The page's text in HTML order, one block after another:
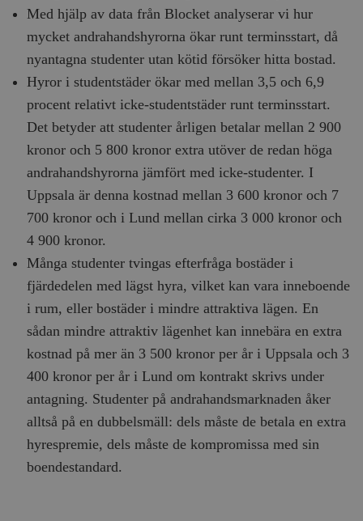
Med hjälp av data från Blocket analyserar vi hur
mycket andrahandshyrorna ökar runt terminsstart, då
nyantagna studenter utan kötid försöker hitta bostad.
Hyror i studentstäder ökar med mellan 3,5 och 6,9
procent relativt icke-studentstäder runt terminsstart.
Det betyder att studenter årligen betalar mellan 2 900
kronor och 5 800 kronor extra utöver de redan höga
andrahandshyrorna jämfört med icke-studenter. I
Uppsala är denna kostnad mellan 3 600 kronor och 7
700 kronor och i Lund mellan cirka 3 000 kronor och
4 900 kronor.
Många studenter tvingas efterfråga bostäder i
fjärdedelen med lägst hyra, vilket kan vara inneboende
i rum, eller bostäder i mindre attraktiva lägen. En
sådan mindre attraktiv lägenhet kan innebära en extra
kostnad på mer än 3 500 kronor per år i Uppsala och 3
400 kronor per år i Lund om kontrakt skrivs under
antagning. Studenter på andrahandsmarknaden åker
alltså på en dubbelsmäll: dels måste de betala en extra
hyrespremie, dels måste de kompromissa med sin
boendestandard.